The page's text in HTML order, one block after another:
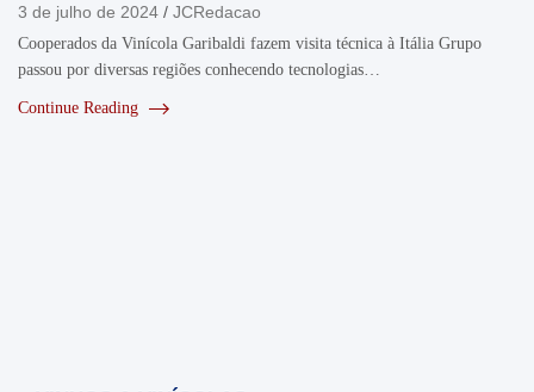
3 de julho de 2024
JCRedacao
Cooperados da Vinícola Garibaldi fazem visita técnica à Itália Grupo
passou por diversas regiões conhecendo tecnologias…
Continue Reading